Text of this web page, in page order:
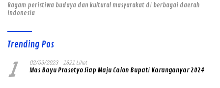
Ragam peristiwa budaya dan kultural masyarakat di berbagai daerah
indonesia
Trending Pos
1 02/03/2023 1621 Lihat
Mas Bayu Prasetyo Siap Maju Calon Bupati Karanganyar 2024